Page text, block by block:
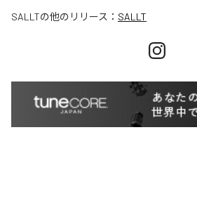
SALLTの他のリリース： SALLT